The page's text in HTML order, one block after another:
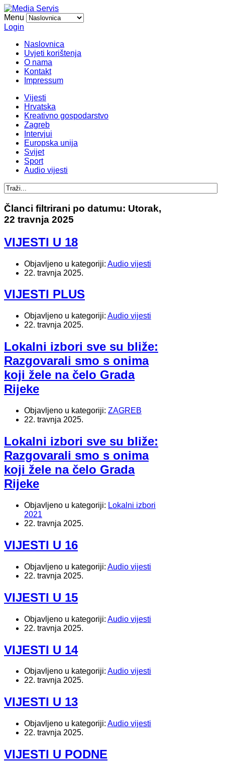
Menu
Login
Naslovnica
Uvjeti korištenja
O nama
Kontakt
Impressum
Vijesti
Hrvatska
Kreativno gospodarstvo
Zagreb
Intervjui
Europska unija
Svijet
Sport
Audio vijesti
Članci filtrirani po datumu: Utorak,
22 travnja 2025
VIJESTI U 18
Objavljeno u kategoriji: Audio vijesti
22. travnja 2025.
VIJESTI PLUS
Objavljeno u kategoriji: Audio vijesti
22. travnja 2025.
Lokalni izbori sve su bliže:
Razgovarali smo s onima
koji žele na čelo Grada
Rijeke
Objavljeno u kategoriji: ZAGREB
22. travnja 2025.
Lokalni izbori sve su bliže:
Razgovarali smo s onima
koji žele na čelo Grada
Rijeke
Objavljeno u kategoriji: Lokalni izbori
2021
22. travnja 2025.
VIJESTI U 16
Objavljeno u kategoriji: Audio vijesti
22. travnja 2025.
VIJESTI U 15
Objavljeno u kategoriji: Audio vijesti
22. travnja 2025.
VIJESTI U 14
Objavljeno u kategoriji: Audio vijesti
22. travnja 2025.
VIJESTI U 13
Objavljeno u kategoriji: Audio vijesti
22. travnja 2025.
VIJESTI U PODNE